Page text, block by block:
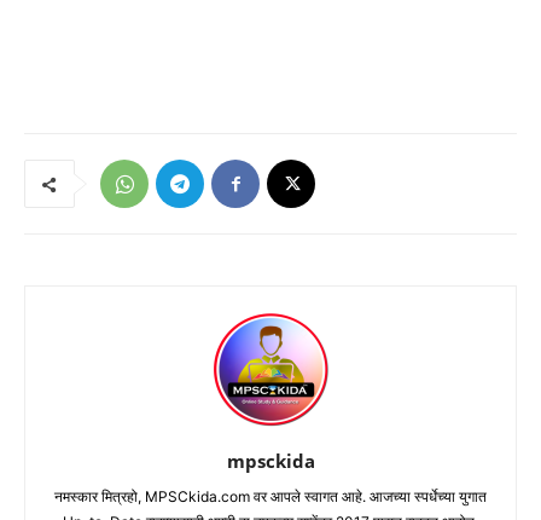
mpsckida
नमस्कार मित्रहो, MPSCkida.com वर आपले स्वागत आहे. आजच्या स्पर्धेच्या युगात